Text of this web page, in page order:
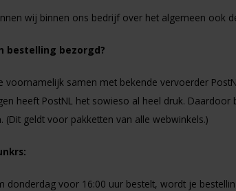
wij binnen ons bedrijf over het algemeen ook
bestelling bezorgd?
voornamelijk samen met bekende vervoerder
heeft PostNL het sowieso al heel druk.
(Dit geldt voor pakketten van alle webwinkels.)
donderdag voor 16:00 uur bestelt, wordt je